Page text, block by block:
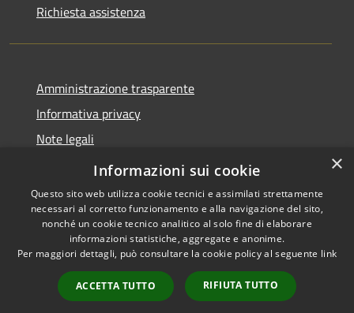
Richiesta assistenza
Amministrazione trasparente
Informativa privacy
Note legali
Dichiarazione di accessibilità
Accessibilità
Copyright © 2026 • Comune di
Nocciano • Powered by
Municipium•
Accesso
redazione
×
Informazioni sui cookie
Questo sito web utilizza cookie tecnici e assimilati strettamente
necessari al corretto funzionamento e alla navigazione del sito,
nonché un cookie tecnico analitico al solo fine di elaborare
informazioni statistiche, aggregate e anonime.
Per maggiori dettagli, può consultare la cookie policy al seguente link
ACCETTA TUTTO RIFIUTA TUTTO